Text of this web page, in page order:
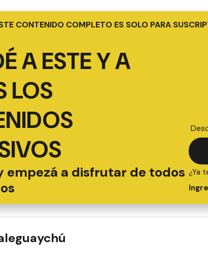
CONTENIDO COMPLETO ES SOLO PARA
A ESTE Y A
LOS
empezá a disfrutar de todos ¿Ya